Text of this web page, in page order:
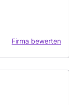
Firma bewerten